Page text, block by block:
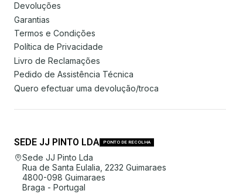
Devoluções
Garantias
Termos e Condições
Política de Privacidade
Livro de Reclamações
Pedido de Assistência Técnica
Quero efectuar uma devolução/troca
SEDE JJ PINTO LDA PONTO DE RECOLHA
Sede JJ Pinto Lda
Rua de Santa Eulalia, 2232 Guimaraes
4800-098 Guimaraes
Braga - Portugal